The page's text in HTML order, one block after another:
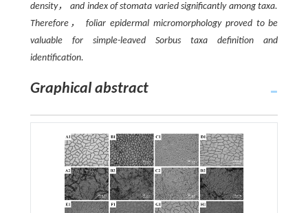
density， and index of stomata varied significantly among taxa.
Therefore， foliar epidermal micromorphology proved to be
valuable for simple-leaved Sorbus taxa definition and
identification.
Graphical abstract